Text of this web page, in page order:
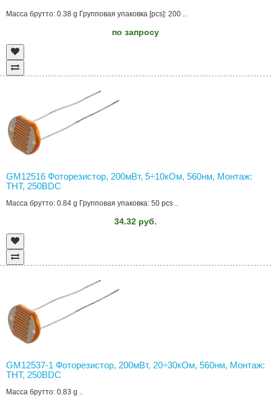
Масса брутто: 0.38 g Групповая упаковка [pcs]: 200 ..
по запросу
GM12516 Фоторезистор, 200мВт, 5÷10кОм, 560нм, Монтаж:
THT, 250ВDC
Масса брутто: 0.84 g Групповая упаковка: 50 pcs ..
34.32 руб.
GM12537-1 Фоторезистор, 200мВт, 20÷30кОм, 560нм, Монтаж:
THT, 250ВDC
Масса брутто: 0.83 g ..